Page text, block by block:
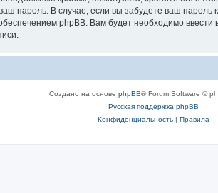
пароль. В случае, если вы забудете ваш
phpBB. Вам будет необходимо
Создано на основе phpBB® Forum Software ©
Русская поддержка phpBB
Конфиденциальность| Правила